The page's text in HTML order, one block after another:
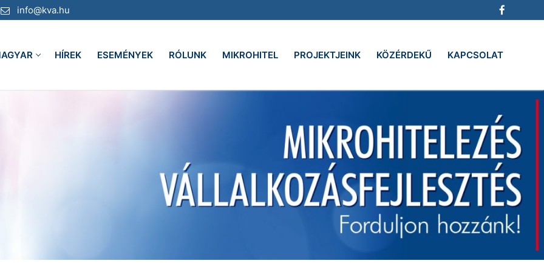
info@kva.hu
HÍREK ESEMÉNYEK RÓLUNK MIKROHITEL PROJEKTJEINK KÖZÉRDEKŰ KAPCSOLAT